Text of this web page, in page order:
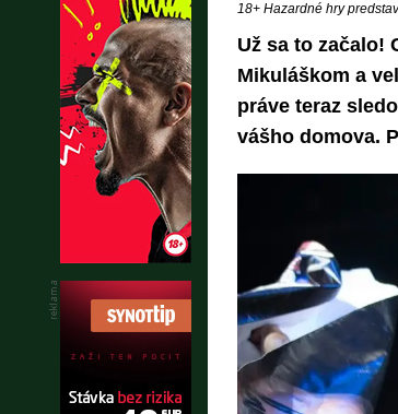
18+ Hazardné hry
Už sa to začalo!
Mikuláškom a
práve teraz
vášho domova.